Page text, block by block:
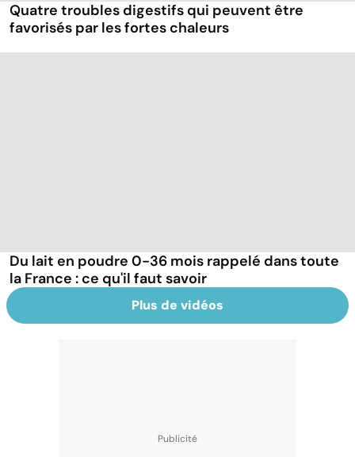
Quatre troubles digestifs qui peuvent être
favorisés par les fortes chaleurs
Du lait en poudre 0-36 mois rappelé dans toute
la France : ce qu'il faut savoir
Plus de vidéos